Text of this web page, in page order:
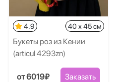
4.9 40 x 45 см
Букеты роз из Кении
(articul 4293zn)
от 6019₽ Заказать